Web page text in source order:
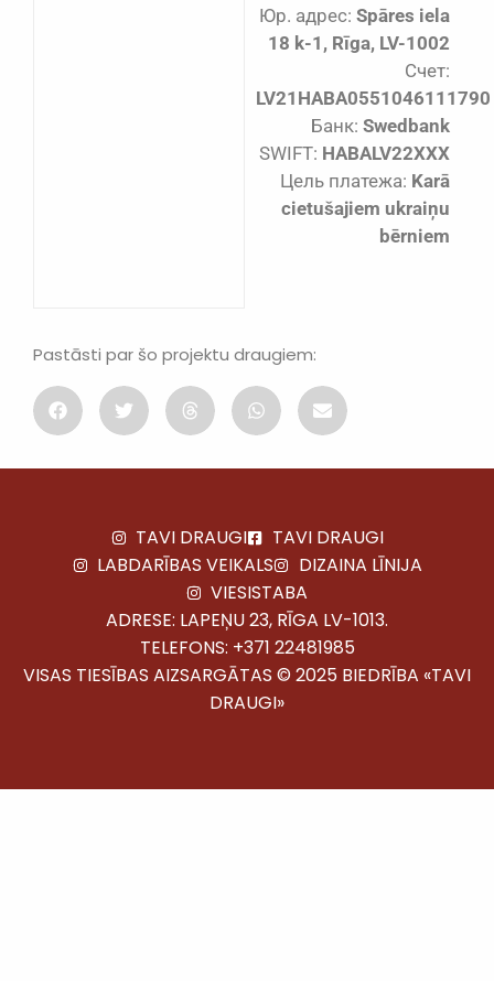
Юр. адрес: Spāres iela
18 k-1, Rīga, LV-1002
Счет:
LV21HABA0551046111790
Банк: Swedbank
SWIFT: HABALV22XXX
Цель платежа: Karā
cietušajiem ukraiņu
bērniem
Pastāsti par šo projektu draugiem:
TAVI DRAUGI
TAVI DRAUGI
LABDARĪBAS VEIKALS
DIZAINA LĪNIJA
VIESISTABA
ADRESE: LAPEŅU 23, RĪGA LV-1013.
TELEFONS: +371 22481985
VISAS TIESĪBAS AIZSARGĀTAS © 2025 BIEDRĪBA «TAVI
DRAUGI»